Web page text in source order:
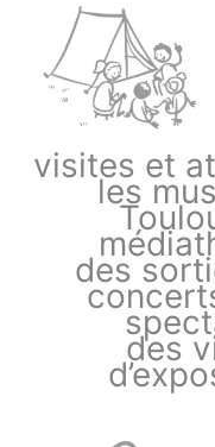
visites et
les
des
des